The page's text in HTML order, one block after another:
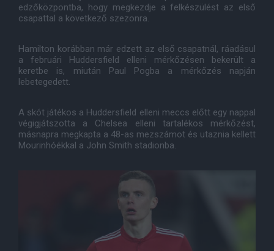
edzőközpontba, hogy megkezdje a felkészülést az első
csapattal a következő szezonra.
Hamilton korábban már edzett az első csapatnál, ráadásul
a februári Huddersfield elleni mérkőzésen bekerült a
keretbe is, miután Paul Pogba a mérkőzés napján
lebetegedett.
A skót játékos a Huddersfield elleni meccs előtt egy nappal
végigjátszotta a Chelsea elleni tartalékos mérkőzést,
másnapra megkapta a 48-as mezszámot és utaznia kellett
Mourinhóékkal a John Smith stadionba.